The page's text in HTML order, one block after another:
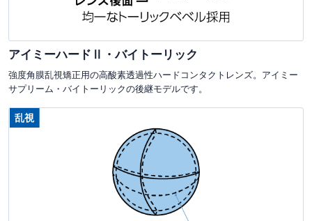
アイミーハードⅡ・バイトーリック
強度角膜乱視矯正用の高酸素透過性ハードコンタクトレンズ。アイミー
サプリーム・バイトーリックの後継モデルです。
乱視